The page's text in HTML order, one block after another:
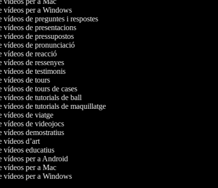
vídeos per a Windows
vídeos de preguntes i respostes
vídeos de presentacions
vídeos de pressupostos
vídeos de pronunciació
vídeos de reacció
vídeos de ressenyes
vídeos de testimonis
vídeos de tours
vídeos de tours de cases
vídeos de tutorials de ball
vídeos de tutorials de maquillatge
vídeos de viatge
vídeos de videojocs
vídeos demostratius
vídeos d’art
vídeos educatius
vídeos per a Android
vídeos per a Mac
vídeos per a Windows